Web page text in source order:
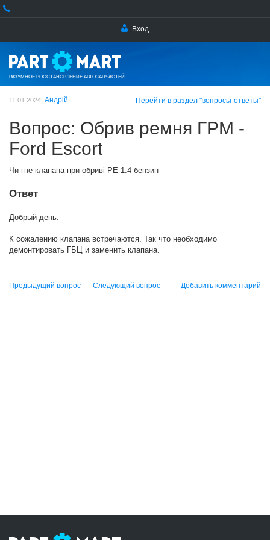
Вход
РАЗУМНОЕ ВОССТАНОВЛЕНИЕ АВТОЗАПЧАСТЕЙ
11.01.2024 Андрій Перейти в раздел "вопросы-ответы"
Вопрос: Обрив ремня ГРМ -
Ford Escort
Чи гне клапана при обриві РЕ 1.4 бензин
Ответ
Добрый день.
К сожалению клапана встречаются. Так что необходимо
демонтировать ГБЦ и заменить клапана.
Предыдущий вопрос Следующий вопрос Добавить комментарий